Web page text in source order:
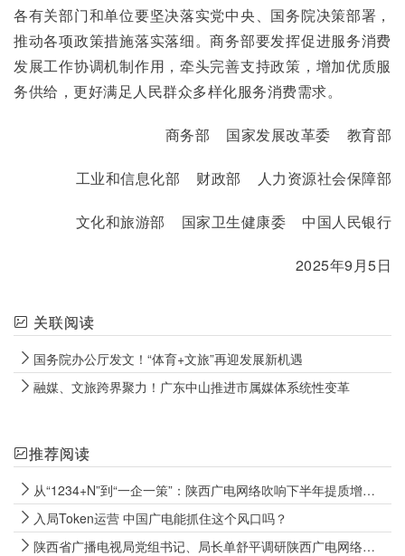
各有关部门和单位要坚决落实党中央、国务院决策部署，
推动各项政策措施落实落细。商务部要发挥促进服务消费
发展工作协调机制作用，牵头完善支持政策，增加优质服
务供给，更好满足人民群众多样化服务消费需求。
商务部    国家发展改革委    教育部
工业和信息化部    财政部    人力资源社会保障部
文化和旅游部    国家卫生健康委    中国人民银行
2025年9月5日
关联阅读
国务院办公厅发文！“体育+文旅”再迎发展新机遇
融媒、文旅跨界聚力！广东中山推进市属媒体系统性变革
推荐阅读
从“1234+N”到“一企一策”：陕西广电网络吹响下半年提质增效冲锋号
入局Token运营 中国广电能抓住这个风口吗？
陕西省广播电视局党组书记、局长单舒平调研陕西广电网络电视“套娃”收费和操作复杂专项治理成效巩固工作